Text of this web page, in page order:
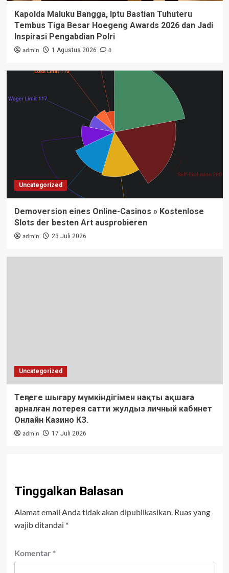
Kapolda Maluku Bangga, Iptu Bastian Tuhuteru
Tembus Tiga Besar Hoegeng Awards 2026 dan Jadi
Inspirasi Pengabdian Polri
admin 1 Agustus 2026 0
Uncategorized
Demoversion eines Online-Casinos » Kostenlose
Slots der besten Art ausprobieren
admin 23 Juli 2026
Uncategorized
Теңгеге шығару мүмкіндігімен нақты ақшаға
арналған лотерея сатти жулдыз личный кабинет
Онлайн Казино КЗ.
admin 17 Juli 2026
Tinggalkan Balasan
Alamat email Anda tidak akan dipublikasikan. Ruas yang
wajib ditandai *
Komentar *